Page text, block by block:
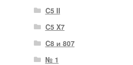
C5 II
C5 X7
C8 и 807
№ 1